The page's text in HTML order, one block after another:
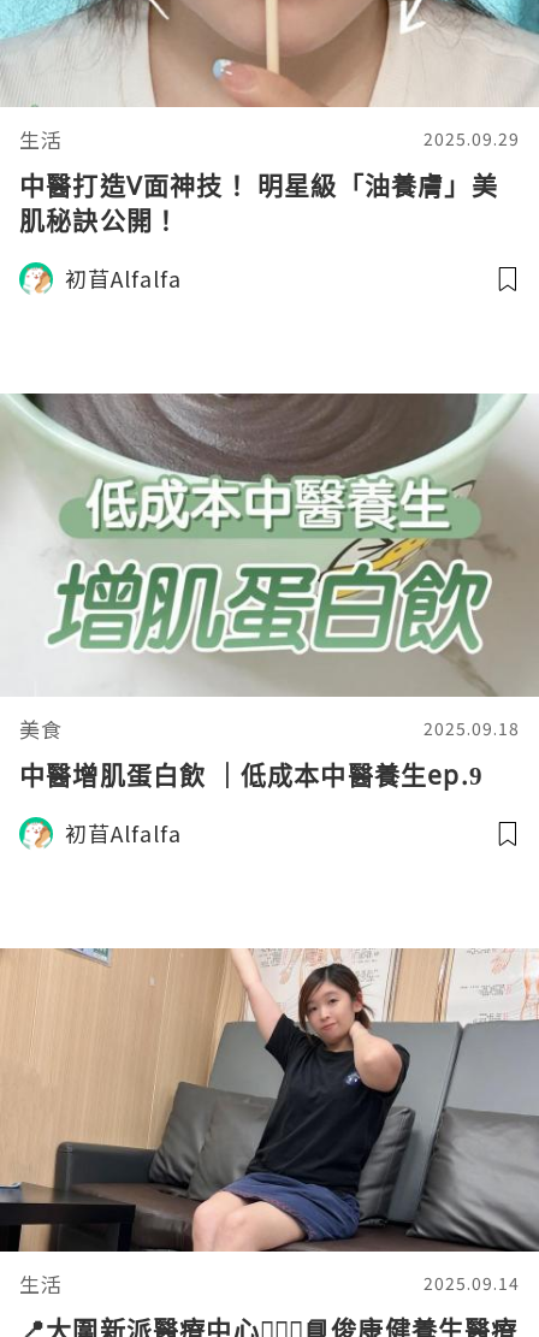
生活 2025.09.29
中醫打造V面神技！ 明星級「油養膚」美
肌秘訣公開！
初苜Alfalfa
美食 2025.09.18
中醫增肌蛋白飲 ｜低成本中醫養生ep.9
初苜Alfalfa
生活 2025.09.14
📍大圍新派醫療中心👨🏻‍⚕️📘俊康健養生醫療